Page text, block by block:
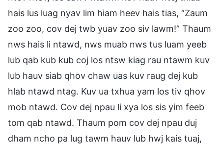
hais lus luag nyav lim hiam heev hais tias, “Zaum
zoo zoo, cov dej twb yuav zoo siv lawm!” Thaum
nws hais li ntawd, nws muab nws tus luam yeeb
lub qab kub kub coj los ntsw kiag rau ntawm kuv
lub hauv siab qhov chaw uas kuv raug dej kub
hlab ntawd ntag. Kuv ua txhua yam los tiv qhov
mob ntawd. Cov dej npau li xya los sis yim feeb
tom qab ntawd. Thaum pom cov dej npau duj
dham ncho pa lug tawm hauv lub hwj kais tuaj,